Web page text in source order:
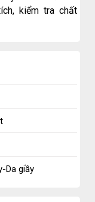
kiểm tra chất
Da giầy